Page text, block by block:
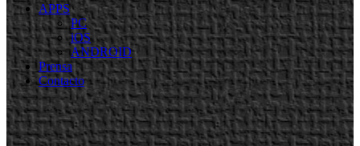
APPS
PC
iOS
ANDROID
Prensa
Contacto